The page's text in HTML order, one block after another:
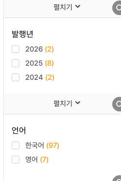
펼치기
발행년
2026 (2)
2025 (8)
2024 (2)
펼치기
언어
한국어 (97)
영어 (7)